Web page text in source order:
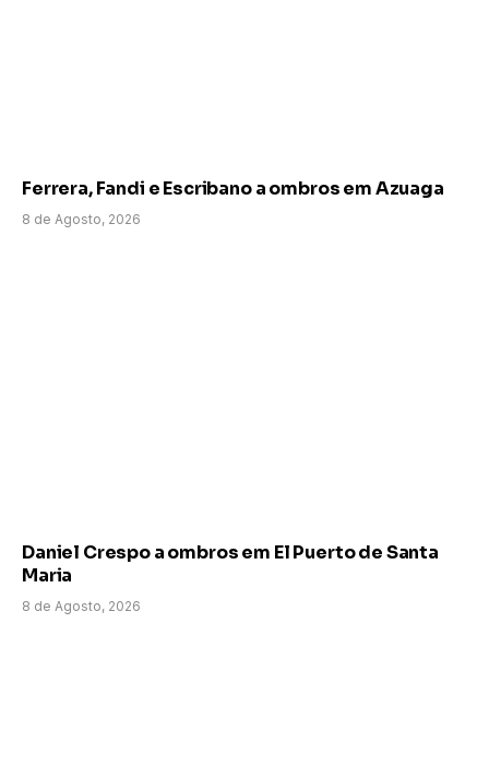
Ferrera, Fandi e Escribano a ombros em Azuaga
8 de Agosto, 2026
Daniel Crespo a ombros em El Puerto de Santa
Maria
8 de Agosto, 2026